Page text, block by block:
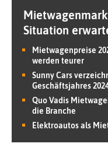
Situation
Mietwagenpreise
werden teurer
Sunny Cars
Geschäftsjahres
Quo Vadis
die Branche
Elektroautos als